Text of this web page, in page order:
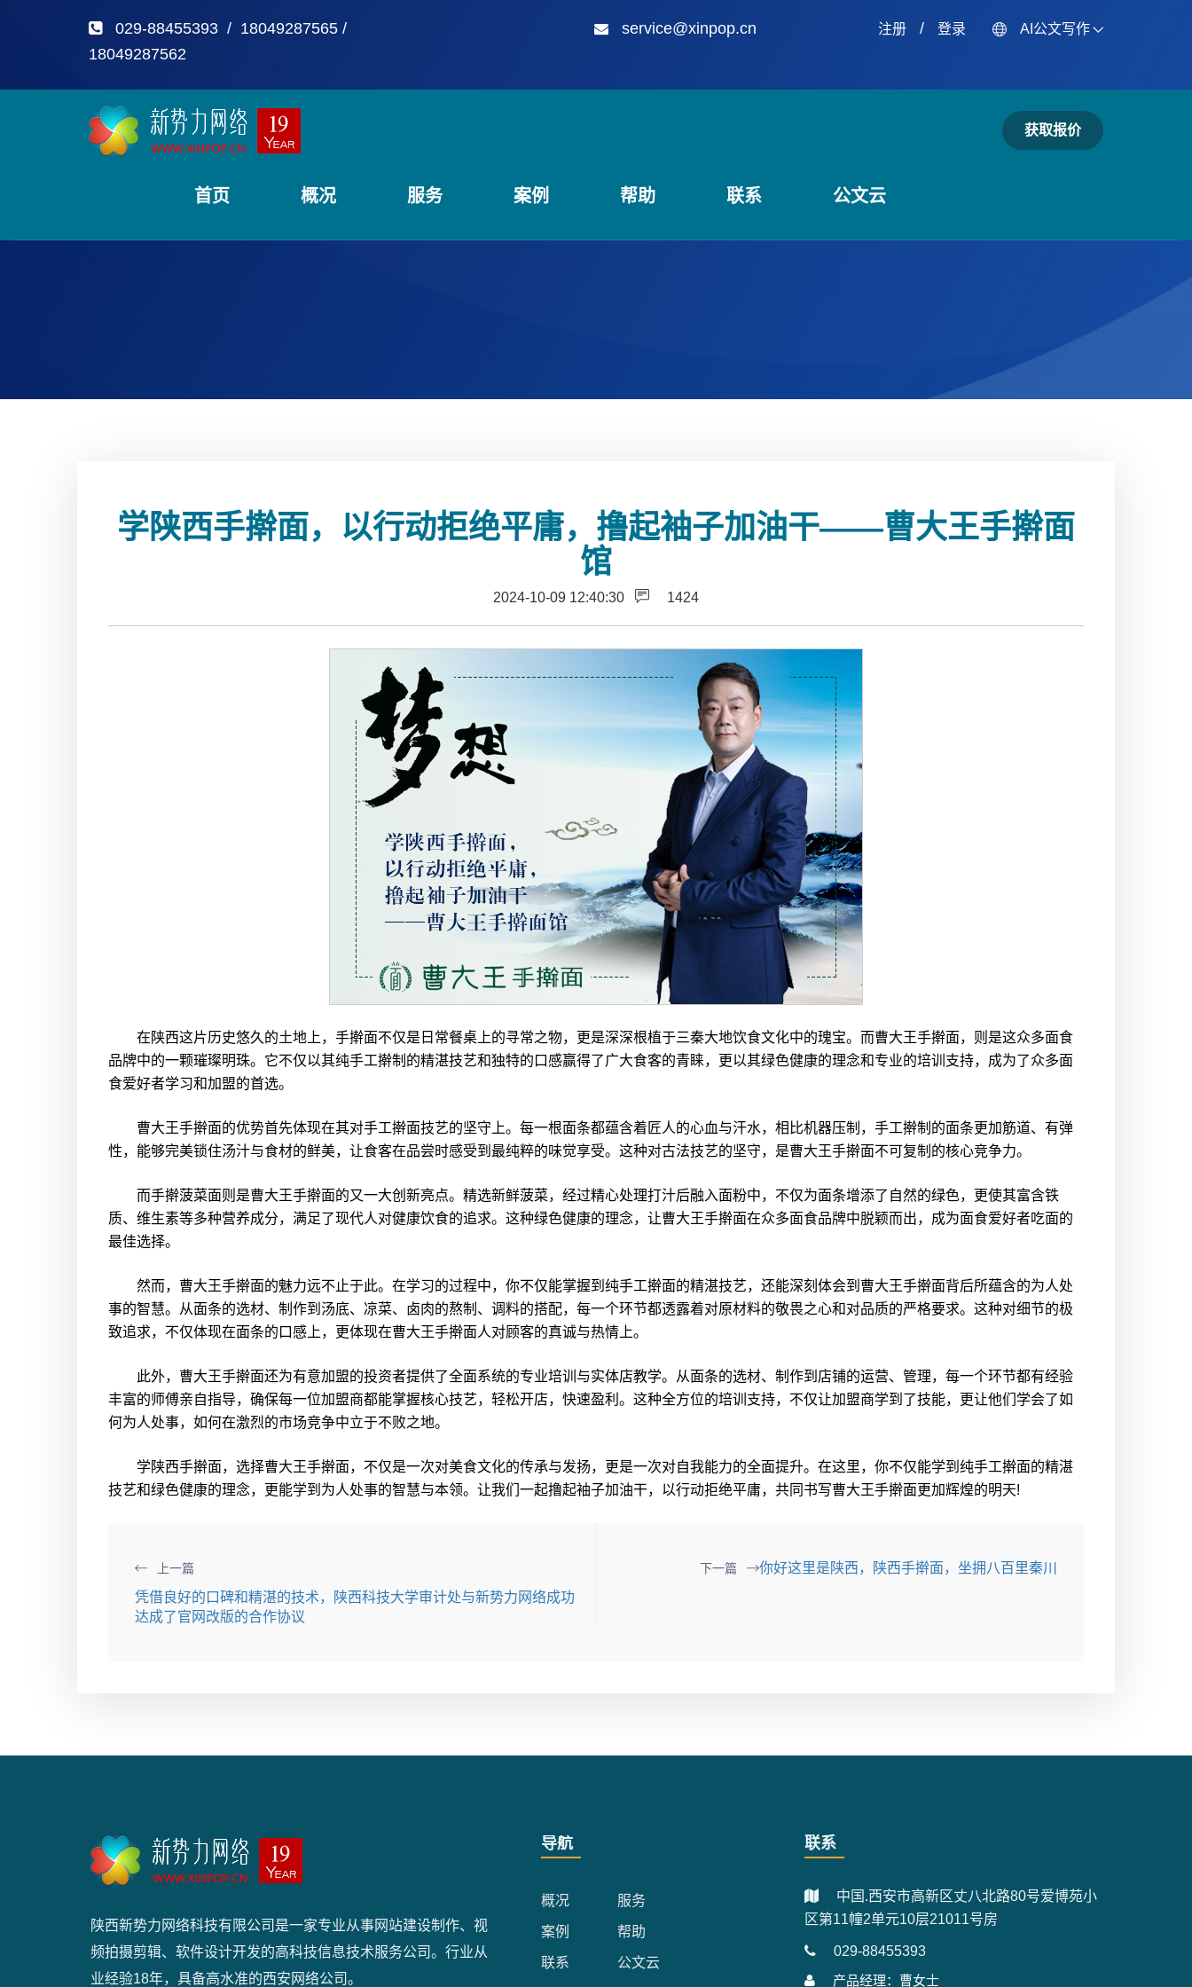
029-88455393 / 18049287565 /
18049287562
service@xinpop.cn 注册/ 登录 AI公文写作
首页 概况 服务 案例 帮助 联系 公文云
获取报价
学陕西手擀面，以行动拒绝平庸，撸起袖子加油干——曹大王手擀面
馆
2024-10-09 12:40:30 1424
在陕西这片历史悠久的土地上，手擀面不仅是日常餐桌上的寻常之物，更是深深根植于三秦大地饮食文化中的瑰宝。而曹大王手擀面，则是这众多面食
品牌中的一颗璀璨明珠。它不仅以其纯手工擀制的精湛技艺和独特的口感赢得了广大食客的青睐，更以其绿色健康的理念和专业的培训支持，成为了众多面
食爱好者学习和加盟的首选。
曹大王手擀面的优势首先体现在其对手工擀面技艺的坚守上。每一根面条都蕴含着匠人的心血与汗水，相比机器压制，手工擀制的面条更加筋道、有弹
性，能够完美锁住汤汁与食材的鲜美，让食客在品尝时感受到最纯粹的味觉享受。这种对古法技艺的坚守，是曹大王手擀面不可复制的核心竞争力。
而手擀菠菜面则是曹大王手擀面的又一大创新亮点。精选新鲜菠菜，经过精心处理打汁后融入面粉中，不仅为面条增添了自然的绿色，更使其富含铁
质、维生素等多种营养成分，满足了现代人对健康饮食的追求。这种绿色健康的理念，让曹大王手擀面在众多面食品牌中脱颖而出，成为面食爱好者吃面的
最佳选择。
然而，曹大王手擀面的魅力远不止于此。在学习的过程中，你不仅能掌握到纯手工擀面的精湛技艺，还能深刻体会到曹大王手擀面背后所蕴含的为人处
事的智慧。从面条的选材、制作到汤底、凉菜、卤肉的熬制、调料的搭配，每一个环节都透露着对原材料的敬畏之心和对品质的严格要求。这种对细节的极
致追求，不仅体现在面条的口感上，更体现在曹大王手擀面人对顾客的真诚与热情上。
此外，曹大王手擀面还为有意加盟的投资者提供了全面系统的专业培训与实体店教学。从面条的选材、制作到店铺的运营、管理，每一个环节都有经验
丰富的师傅亲自指导，确保每一位加盟商都能掌握核心技艺，轻松开店，快速盈利。这种全方位的培训支持，不仅让加盟商学到了技能，更让他们学会了如
何为人处事，如何在激烈的市场竞争中立于不败之地。
学陕西手擀面，选择曹大王手擀面，不仅是一次对美食文化的传承与发扬，更是一次对自我能力的全面提升。在这里，你不仅能学到纯手工擀面的精湛
技艺和绿色健康的理念，更能学到为人处事的智慧与本领。让我们一起撸起袖子加油干，以行动拒绝平庸，共同书写曹大王手擀面更加辉煌的明天!
上一篇
凭借良好的口碑和精湛的技术，陕西科技大学审计处与新势力网络成功
达成了官网改版的合作协议
下一篇 你好这里是陕西，陕西手擀面，坐拥八百里秦川
陕西新势力网络科技有限公司是一家专业从事网站建设制作、视
频拍摄剪辑、软件设计开发的高科技信息技术服务公司。行业从
业经验18年，具备高水准的西安网络公司。
导航
概况 服务
案例 帮助
联系 公文云
联系
中国.西安市高新区丈八北路80号爱博苑小
区第11幢2单元10层21011号房
029-88455393
产品经理：曹女士